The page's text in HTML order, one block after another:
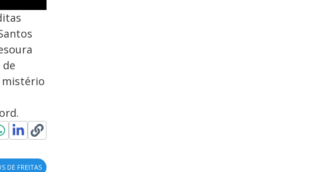
mistério
DE FREITAS